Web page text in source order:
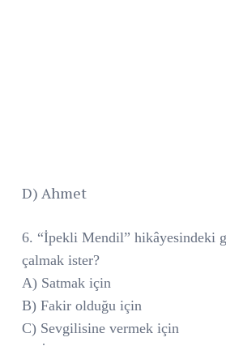
D) Ahmet
6. “İpekli Mendil” hikâyesindeki
çalmak ister?
A) Satmak için
B) Fakir olduğu için
C) Sevgilisine vermek için